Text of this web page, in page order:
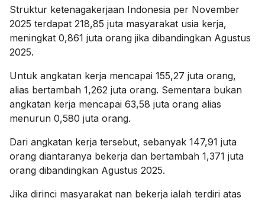
Struktur ketenagakerjaan Indonesia per November
2025 terdapat 218,85 juta masyarakat usia kerja,
meningkat 0,861 juta orang jika dibandingkan Agustus
2025.
Untuk angkatan kerja mencapai 155,27 juta orang,
alias bertambah 1,262 juta orang. Sementara bukan
angkatan kerja mencapai 63,58 juta orang alias
menurun 0,580 juta orang.
Dari angkatan kerja tersebut, sebanyak 147,91 juta
orang diantaranya bekerja dan bertambah 1,371 juta
orang dibandingkan Agustus 2025.
Jika dirinci masyarakat nan bekerja ialah terdiri atas